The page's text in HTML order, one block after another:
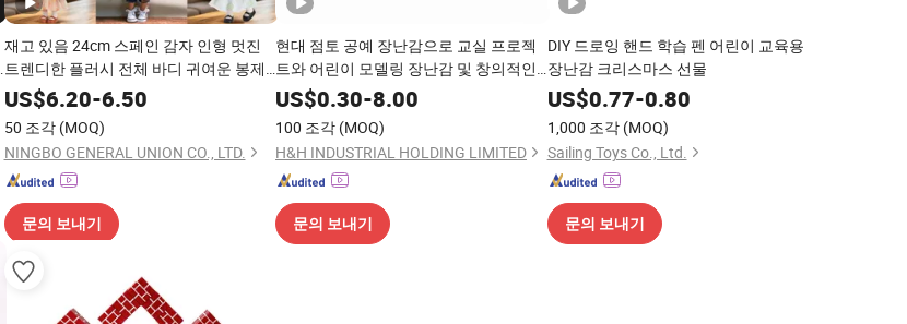
재고 있음 24cm 스페인 감자 인형 멋진
트렌디한 플러시 전체 바디 귀여운 봉제
인형 어린이 생일 선물에 완벽합니다
US$6.20-6.50
50 조각 (MOQ)
NINGBO GENERAL UNION CO., LTD.
문의 보내기
현대 점토 공예 장난감으로 교실 프로젝
트와 어린이 모델링 장난감 및 창의적인
활동을 위한 것입니다
US$0.30-8.00
100 조각 (MOQ)
H&H INDUSTRIAL HOLDING LIMITED
문의 보내기
DIY 드로잉 핸드 학습 펜 어린이 교육용
장난감 크리스마스 선물
US$0.77-0.80
1,000 조각 (MOQ)
Sailing Toys Co., Ltd.
문의 보내기